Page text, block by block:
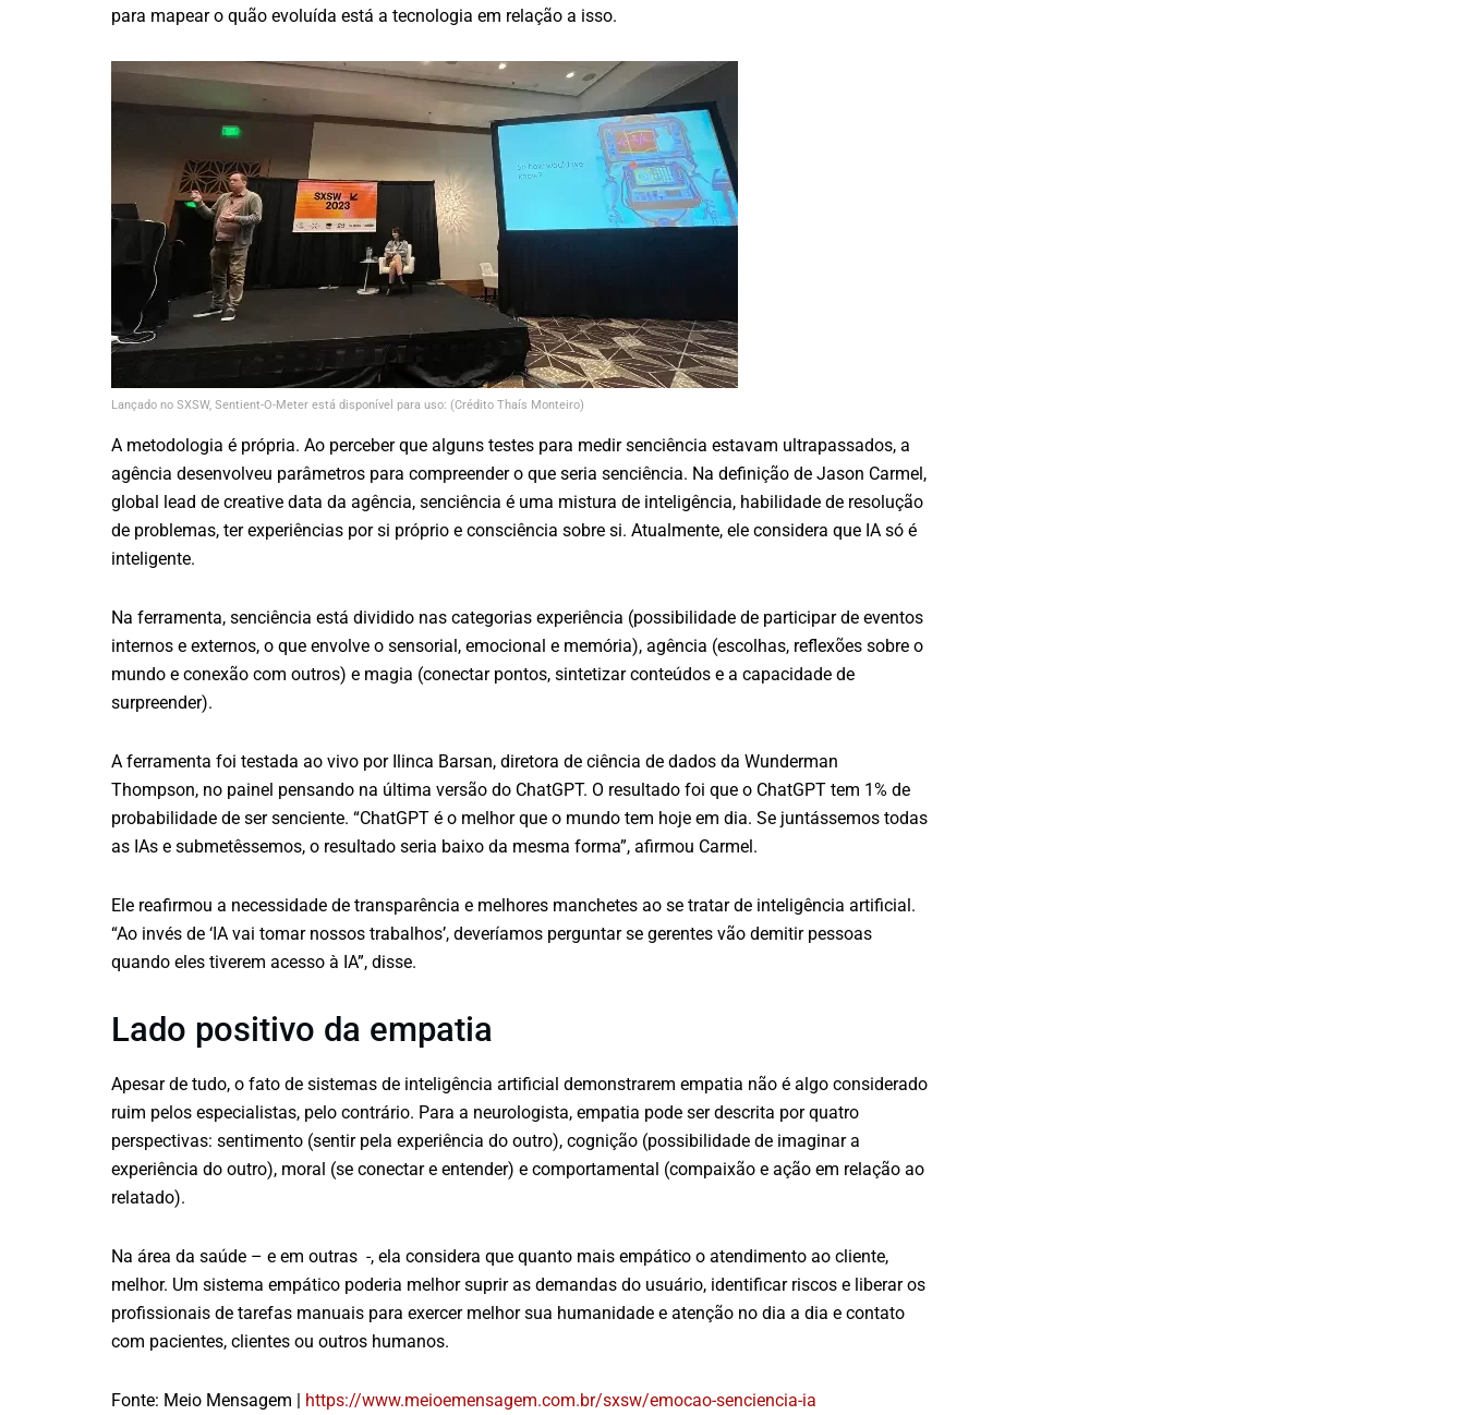
para mapear o quão evoluída está a tecnologia em relação a isso.
Lançado no SXSW, Sentient-O-Meter está disponível para uso: (Crédito Thaís Monteiro)
A metodologia é própria. Ao perceber que alguns testes para medir senciência estavam ultrapassados, a
agência desenvolveu parâmetros para compreender o que seria senciência. Na definição de Jason Carmel,
global lead de creative data da agência, senciência é uma mistura de inteligência, habilidade de resolução
de problemas, ter experiências por si próprio e consciência sobre si. Atualmente, ele considera que IA só é
inteligente.
Na ferramenta, senciência está dividido nas categorias experiência (possibilidade de participar de eventos
internos e externos, o que envolve o sensorial, emocional e memória), agência (escolhas, reflexões sobre o
mundo e conexão com outros) e magia (conectar pontos, sintetizar conteúdos e a capacidade de
surpreender).
A ferramenta foi testada ao vivo por Ilinca Barsan, diretora de ciência de dados da Wunderman
Thompson, no painel pensando na última versão do ChatGPT. O resultado foi que o ChatGPT tem 1% de
probabilidade de ser senciente. “ChatGPT é o melhor que o mundo tem hoje em dia. Se juntássemos todas
as IAs e submetêssemos, o resultado seria baixo da mesma forma”, afirmou Carmel.
Ele reafirmou a necessidade de transparência e melhores manchetes ao se tratar de inteligência artificial.
“Ao invés de ‘IA vai tomar nossos trabalhos’, deveríamos perguntar se gerentes vão demitir pessoas
quando eles tiverem acesso à IA”, disse.
Lado positivo da empatia
Apesar de tudo, o fato de sistemas de inteligência artificial demonstrarem empatia não é algo considerado
ruim pelos especialistas, pelo contrário. Para a neurologista, empatia pode ser descrita por quatro
perspectivas: sentimento (sentir pela experiência do outro), cognição (possibilidade de imaginar a
experiência do outro), moral (se conectar e entender) e comportamental (compaixão e ação em relação ao
relatado).
Na área da saúde – e em outras -, ela considera que quanto mais empático o atendimento ao cliente,
melhor. Um sistema empático poderia melhor suprir as demandas do usuário, identificar riscos e liberar os
profissionais de tarefas manuais para exercer melhor sua humanidade e atenção no dia a dia e contato
com pacientes, clientes ou outros humanos.
Fonte: Meio Mensagem | https://www.meioemensagem.com.br/sxsw/emocao-senciencia-ia